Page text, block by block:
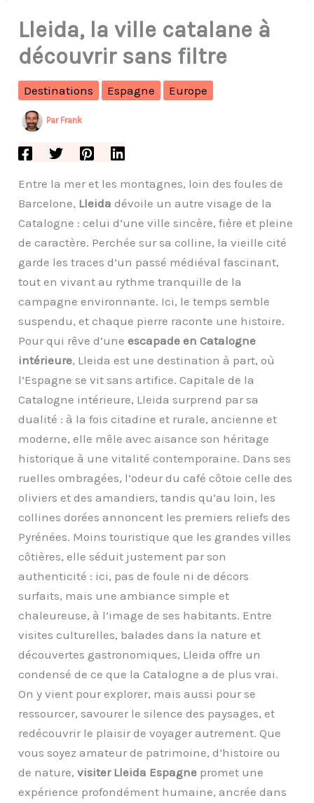
Lleida, la ville catalane à
découvrir sans filtre
Destinations Espagne Europe
Par Frank
Entre la mer et les montagnes, loin des foules de
Barcelone, Lleida dévoile un autre visage de la
Catalogne : celui d’une ville sincère, fière et pleine
de caractère. Perchée sur sa colline, la vieille cité
garde les traces d’un passé médiéval fascinant,
tout en vivant au rythme tranquille de la
campagne environnante. Ici, le temps semble
suspendu, et chaque pierre raconte une histoire.
Pour qui rêve d’uneescapade en Catalogne
intérieure, Lleida est une destination à part, où
l’Espagne se vit sans artifice. Capitale de la
Catalogne intérieure, Lleida surprend par sa
dualité : à la fois citadine et rurale, ancienne et
moderne, elle mêle avec aisance son héritage
historique à une vitalité contemporaine. Dans ses
ruelles ombragées, l’odeur du café côtoie celle des
oliviers et des amandiers, tandis qu’au loin, les
collines dorées annoncent les premiers reliefs des
Pyrénées. Moins touristique que les grandes villes
côtières, elle séduit justement par son
authenticité : ici, pas de foule ni de décors
surfaits, mais une ambiance simple et
chaleureuse, à l’image de ses habitants. Entre
visites culturelles, balades dans la nature et
découvertes gastronomiques, Lleida offre un
condensé de ce que la Catalogne a de plus vrai.
On y vient pour explorer, mais aussi pour se
ressourcer, savourer le silence des paysages, et
redécouvrir le plaisir de voyager autrement. Que
vous soyez amateur de patrimoine, d’histoire ou
de nature,visiter Lleida Espagne promet une
expérience profondément humaine, ancrée dans